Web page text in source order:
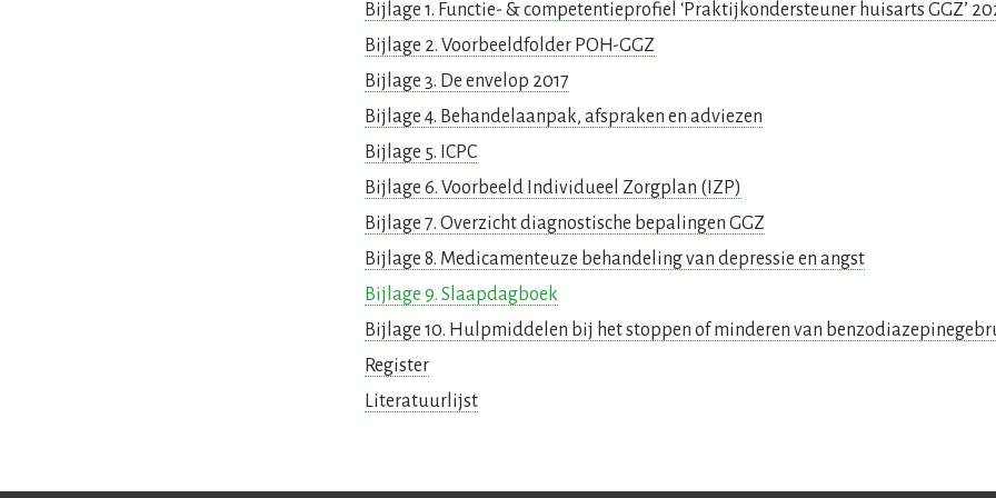
Bijlage 1. Functie- & competentieprofiel ‘Praktijkondersteuner huisarts GGZ’
Bijlage 2. Voorbeeldfolder POH-GGZ
Bijlage 3. De envelop 2017
Bijlage 4. Behandelaanpak, afspraken en adviezen
Bijlage 5. ICPC
Bijlage 6. Voorbeeld Individueel Zorgplan (IZP)
Bijlage 7. Overzicht diagnostische bepalingen GGZ
Bijlage 8. Medicamenteuze behandeling van depressie en angst
Bijlage 9. Slaapdagboek
Bijlage 10. Hulpmiddelen bij het stoppen of minderen van
Register
Literatuurlijst